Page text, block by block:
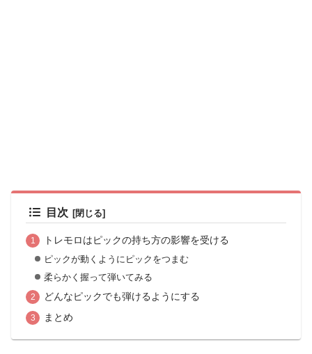
目次
トレモロはピックの持ち方の影響を受ける
ピックが動くようにピックをつまむ
柔らかく握って弾いてみる
どんなピックでも弾けるようにする
まとめ